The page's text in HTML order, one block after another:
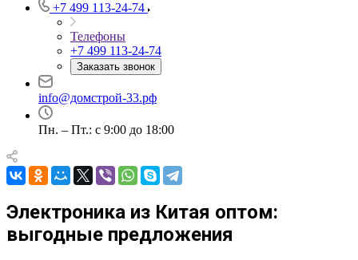
+7 499 113-24-74
Телефоны
+7 499 113-24-74
Заказать звонок
info@домстрой-33.рф
Пн. – Пт.: с 9:00 до 18:00
Электроника из Китая оптом:
выгодные предложения